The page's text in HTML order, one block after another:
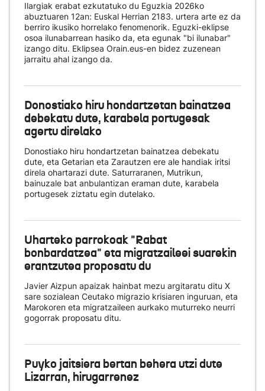
Ilargiak erabat ezkutatuko du Eguzkia 2026ko
abuztuaren 12an: Euskal Herrian 2183. urtera arte ez da
berriro ikusiko horrelako fenomenorik. Eguzki-eklipse
osoa ilunabarrean hasiko da, eta egunak "bi ilunabar"
izango ditu. Eklipsea Orain.eus-en bidez zuzenean
jarraitu ahal izango da.
Donostiako hiru hondartzetan bainatzea
debekatu dute, karabela portugesak
agertu direlako
Donostiako hiru hondartzetan bainatzea debekatu
dute, eta Getarian eta Zarautzen ere ale handiak iritsi
direla ohartarazi dute. Saturraranen, Mutrikun,
bainuzale bat anbulantizan eraman dute, karabela
portugesek ziztatu egin dutelako.
Uharteko parrokoak "Rabat
bonbardatzea" eta migratzaileei suarekin
erantzutea proposatu du
Javier Aizpun apaizak hainbat mezu argitaratu ditu X
sare sozialean Ceutako migrazio krisiaren inguruan, eta
Marokoren eta migratzaileen aurkako muturreko neurri
gogorrak proposatu ditu.
Puyko jaitsiera bertan behera utzi dute
Lizarran, hirugarrenez